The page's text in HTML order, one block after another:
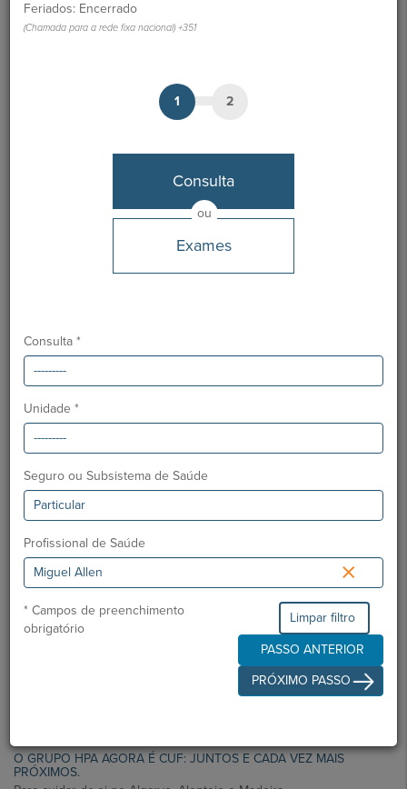
Feriados: Encerrado
(Chamada para a rede fixa nacional) +351
1 2
ou
Consulta
Exames
Consulta *
Unidade *
Seguro ou Subsistema de Saúde
Profissional de Saúde
×
* Campos de preenchimento
obrigatório
Limpar filtro
PASSO ANTERIOR
PRÓXIMO PASSO
Dr. Miguel Allen
MARCAÇÃO
Hospital CUF Sines
Notícias Saudáveis
O GRUPO HPA AGORA É CUF: JUNTOS E CADA VEZ MAIS
PRÓXIMOS.